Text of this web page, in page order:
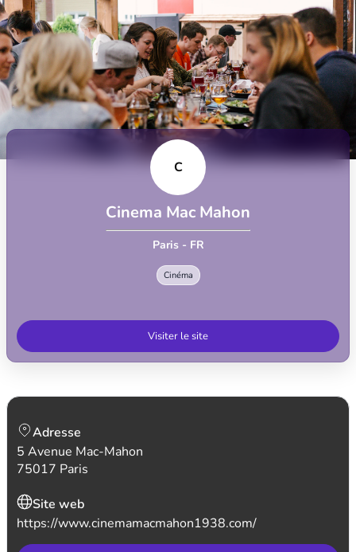
C
Cinema Mac Mahon
Paris - FR
Cinéma
Visiter le site
Adresse
5 Avenue Mac-Mahon
75017 Paris
Site web
https://www.cinemamacmahon1938.com/